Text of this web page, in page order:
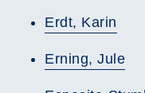
Erdt, Karin
Erning, Jule